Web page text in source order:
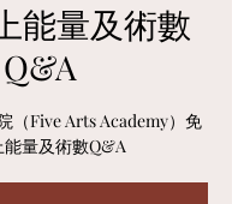
能量及術數
Q&A
（Five Arts Academy）免
能量及術數Q&A